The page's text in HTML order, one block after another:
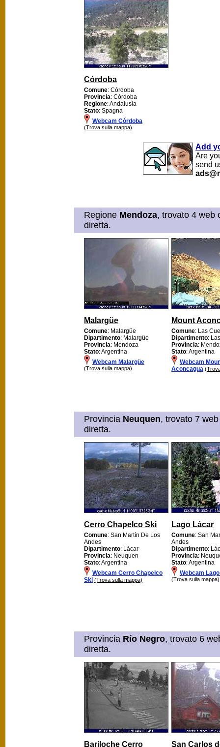
Córdoba
Comune: Córdoba
Provincia: Córdoba
Regione: Andalusia
Stato: Spagna
Webcam Córdoba
(Trova sulla mappa)
Add
Are
send
Regione Mendoza, trovato 4 web
diretta.
Malargüe
Comune: Malargüe
Dipartimento: Malargüe
Provincia: Mendoza
Stato: Argentina
Webcam Malargüe
(Trova sulla mappa)
Mount
Comune: Las
Dipartimento:
Provincia:
Stato: Argentina
Webcam
Aconcagua
Provincia Neuquen, trovato 7
diretta.
Cerro Chapelco Ski
Comune: San Martín De Los
Andes
Dipartimento: Lácar
Provincia: Neuquen
Stato: Argentina
Webcam Cerro Chapelco
Ski (Trova sulla mappa)
Lago Lácar
Comune: San
Andes
Dipartimento:
Provincia:
Stato: Argentina
Webcam
(Trova sulla mappa)
Provincia Río Negro, trovato 6
diretta.
Bariloche Cerro
San Carlos